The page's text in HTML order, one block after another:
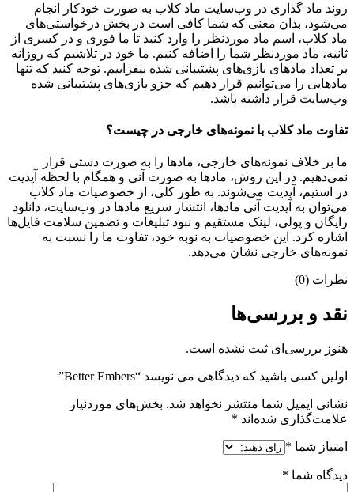
روند ماد گذاری در وب‌سایت ماد کلاب به صورت خودکار انجام
می‌شود، بدان معنی که شما کافی است در بخش درخواستی‌های
ماد کلاب، اسم ماد موردنظر را وارد کنید تا ما فوری و در کسری از
ثانیه، ماد موردنظر شما را اضافه کنیم. ما خود در تلاشیم که روزانه
بر تعداد مادهای بازی‌های پشتیبانی شده بیفزاییم. توجه کنید که تنها
مادهایی را می‌توانیم قرار دهیم که جزو بازی‌های پشتیبانی شده
وب‌سایت قرار داشته باشد.
تفاوت ماد کلاب با نمونه‌های خارجی در چیست؟
ما بر خلاف نمونه‌های خارجی، مادها را به صورت دستی قرار
نمی‌دهیم. در این روش، مادها به صورت آنی و همگام با لحظه آپدیت
در استیم، آپدیت می‌شوند. به طور کلی، از خصوصیات ماد کلاب
می‌‌توان به آپدیت آنی مادها، انتشار سریع مادها در وب‌سایت، دانلود
رایگان و پولی، لینک مستقیم و نبود تبلیغات و تضمین سلامت فایل‌ها
اشاره کرد. این خصوصیات به نوبه خود، تفاوت ما را نسبت به
نمونه‌های خارجی نشان می‌دهد.
نظرات (0)
نقد و بررسی‌ها
هنوز بررسی‌ای ثبت نشده است.
اولین کسی باشید که دیدگاهی می نویسد “Better Embers”
نشانی ایمیل شما منتشر نخواهد شد. بخش‌های موردنیاز
علامت‌گذاری شده‌اند *
امتیاز شما *
دیدگاه شما *